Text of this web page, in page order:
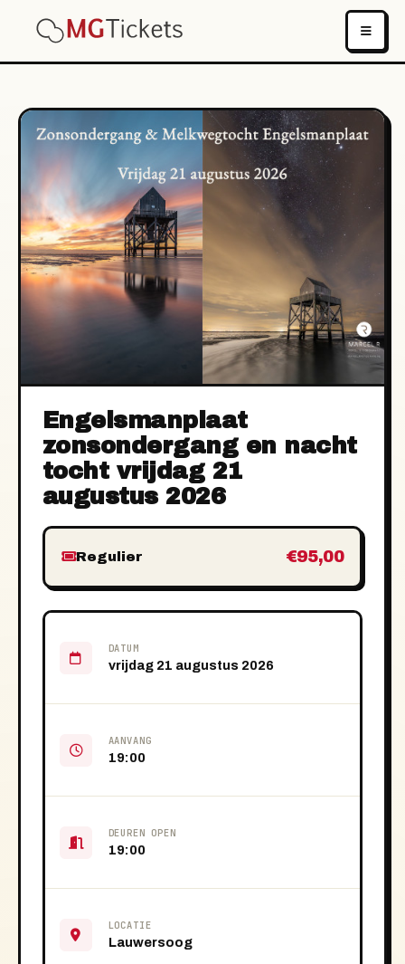
Engelsmanplaat
zonsondergang en nacht
tocht vrijdag 21
augustus 2026
Regulier €95,00
DATUM
vrijdag 21 augustus 2026
AANVANG
19:00
DEUREN OPEN
19:00
LOCATIE
Lauwersoog